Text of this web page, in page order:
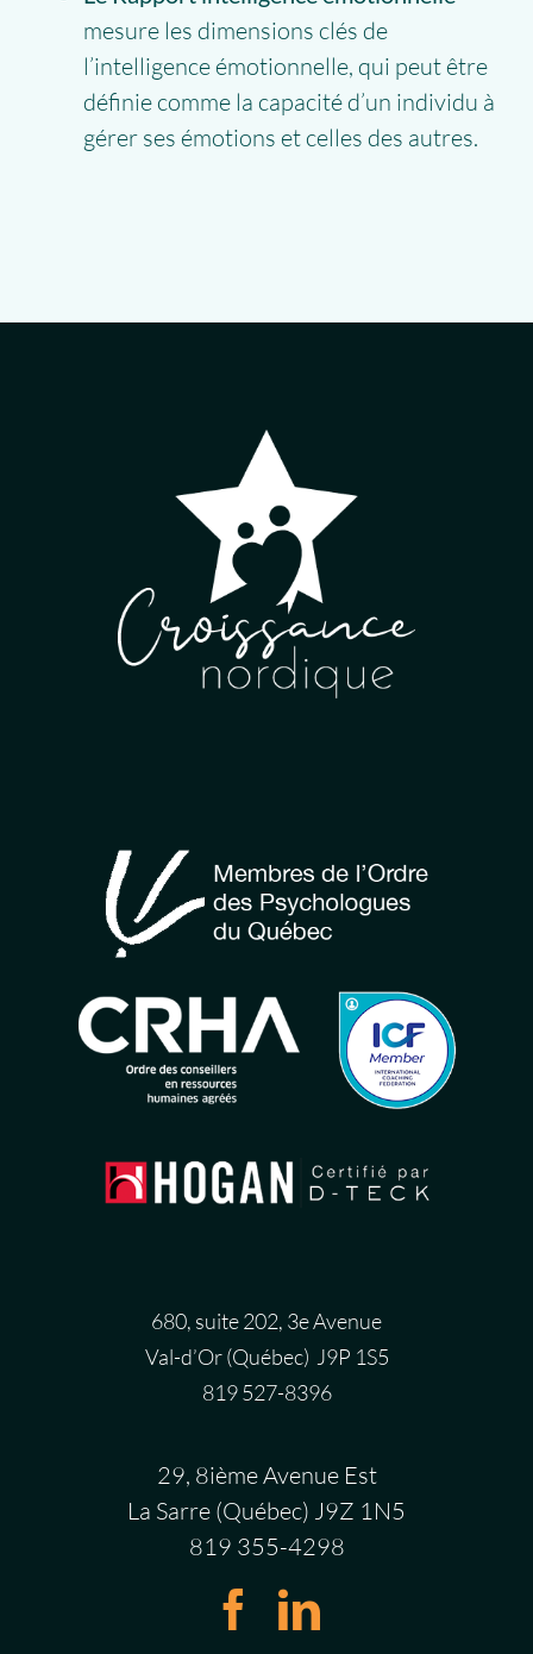
mesure les dimensions clés de
l’intelligence émotionnelle, qui peut être
définie comme la capacité d’un individu à
gérer ses émotions et celles des autres.
680, suite 202, 3e Avenue
Val-d’Or (Québec) J9P 1S5
819 527-8396
29, 8ième Avenue Est
La Sarre (Québec) J9Z 1N5
819 355-4298